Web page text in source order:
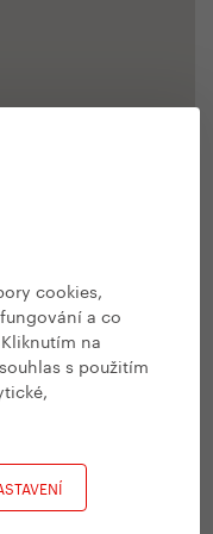
cookies,
a co
na
s použitím